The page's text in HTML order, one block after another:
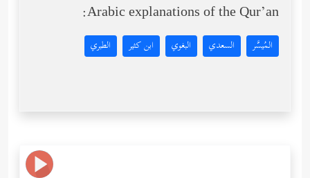
Arabic explanations of the Qur’an:
المُيسَّر السعدي البغوي ابن كثير الطبري